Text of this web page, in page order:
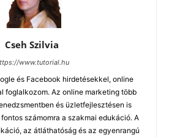
Cseh Szilvia
www.tutorial.hu
és Facebook hirdetésekkel, online
foglalkozom. Az online marketing több
és üzletfejlesztésen is
számomra a szakmai edukáció. A
az átláthatóság és az egyenrangú